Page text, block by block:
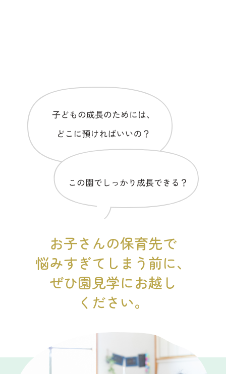
お子さんの保育先で
悩みすぎてしまう前に、
ぜひ園見学にお越し
ください。